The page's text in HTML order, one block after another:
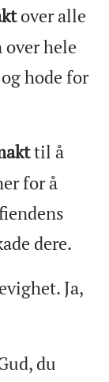
over alle
hele
hode for
til å
for å
dere.
Ja,
du